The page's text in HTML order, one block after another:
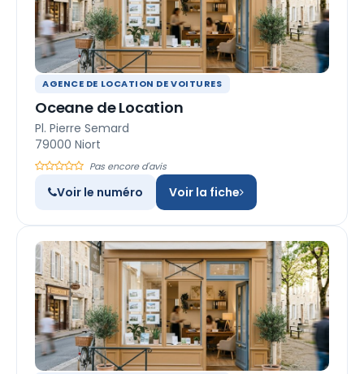
AGENCE DE LOCATION DE VOITURES
Oceane de Location
Pl. Pierre Semard
79000 Niort
Pas encore d'avis
Voir le numéro Voir la fiche